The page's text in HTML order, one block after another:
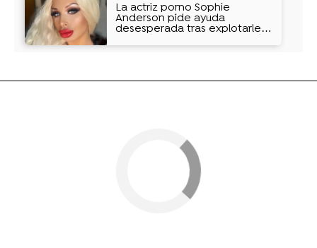
La actriz porno Sophie
Anderson pide ayuda
desesperada tras explotarle
arruinada"